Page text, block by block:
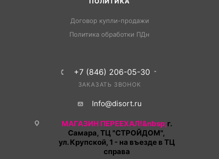
Договор купли-продажи
Политика обработки ПДн
+7 (846) 206-05-30
ЗАКАЗАТЬ ЗВОНОК
Info@disort.ru
МАГАЗИН ПЕРЕЕХАЛ!&nbsp;г.
Самара, ТЦ "СТРОЙДОМ",
ул. Крупской, 1 - на въезде в ТЦ
справа